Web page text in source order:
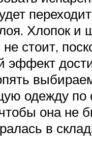
Хлопок и
стоит,
одежду по
она не
в